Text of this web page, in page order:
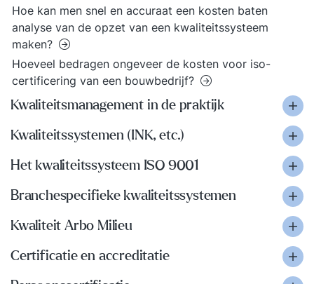
Hoe kan men snel en accuraat een kosten baten
analyse van de opzet van een kwaliteitssysteem
maken?
Hoeveel bedragen ongeveer de kosten voor iso-
certificering van een bouwbedrijf?
Kwaliteitsmanagement in de praktijk
Kwaliteitssystemen (INK, etc.)
Het kwaliteitssysteem ISO 9001
Branchespecifieke kwaliteitssystemen
Kwaliteit Arbo Milieu
Certificatie en accreditatie